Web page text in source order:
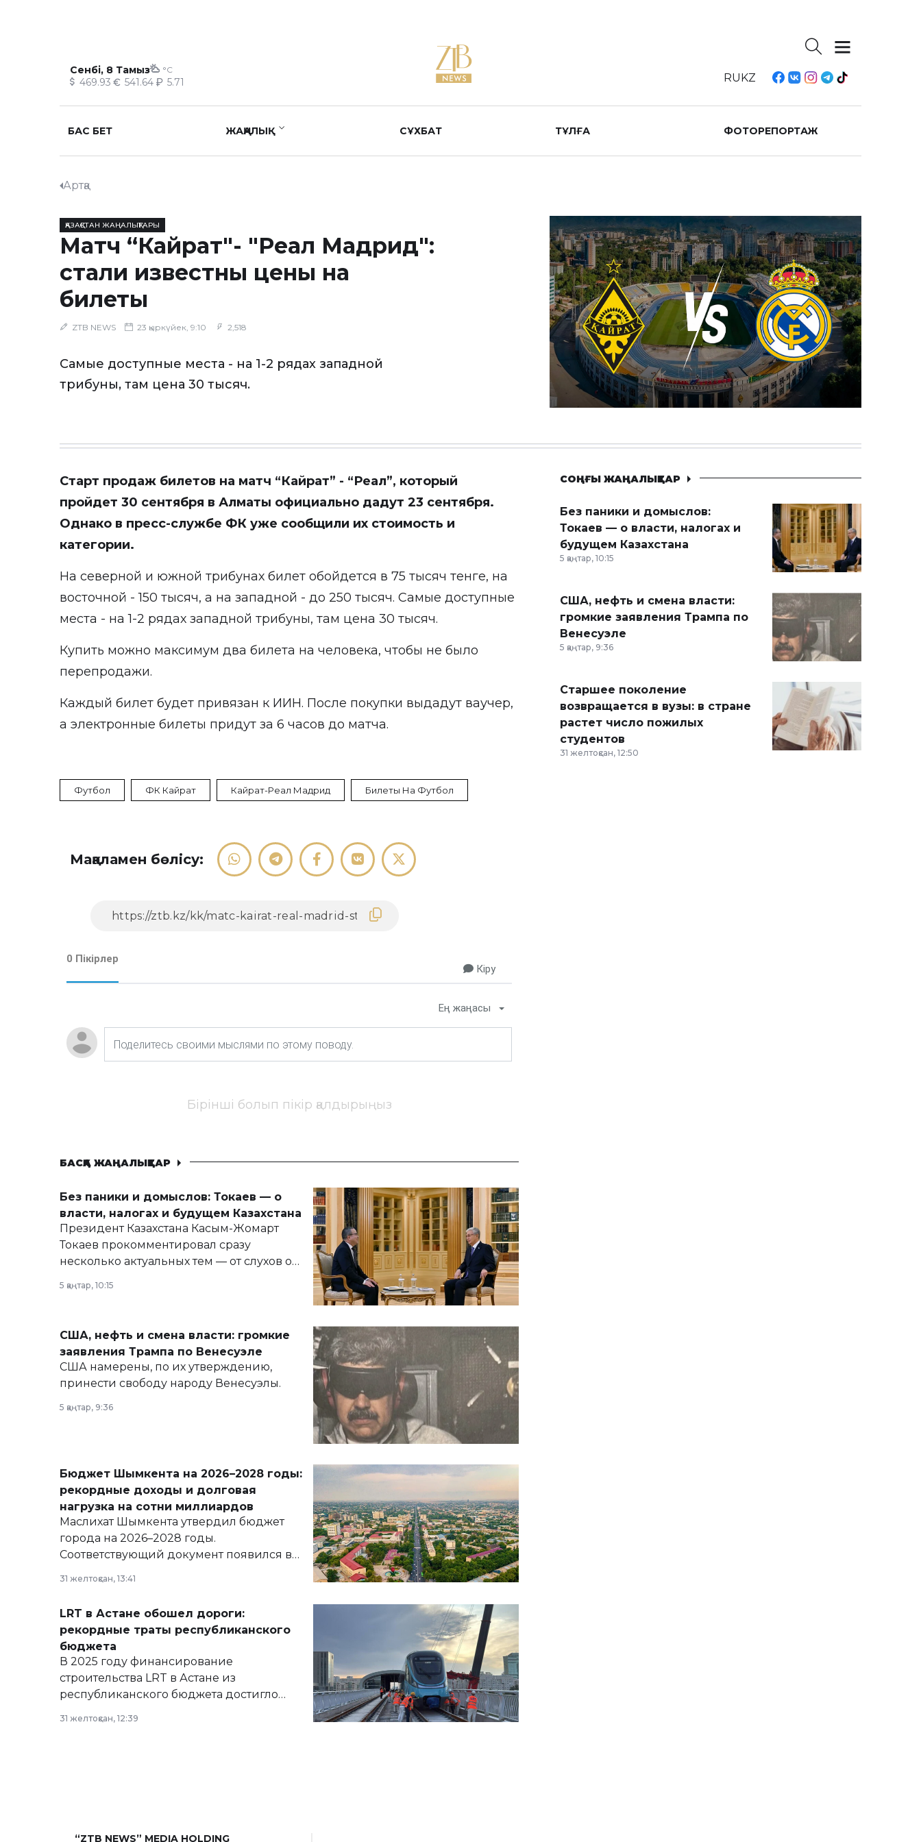
Сенбі, 8 Тамыз °C
469.93 541.64 5.71 RUKZ
БАС БЕТ ЖАҢАЛЫҚ СҰХБАТ ТҰЛҒА ФОТОРЕПОРТАЖ
Артқа
ҚАЗАҚСТАН ЖАҢАЛЫҚТАРЫ
Матч “Кайрат"- "Реал Мадрид":
стали известны цены на
билеты
ZTB NEWS 23 қыркүйек, 9:10 2,518
Самые доступные места - на 1-2 рядах западной
трибуны, там цена 30 тысяч.
Старт продаж билетов на матч “Кайрат” - “Реал”, который
пройдет 30 сентября в Алматы официально дадут 23 сентября.
Однако в пресс-службе ФК уже сообщили их стоимость и
категории.
На северной и южной трибунах билет обойдется в 75 тысяч тенге, на
восточной - 150 тысяч, а на западной - до 250 тысяч. Самые доступные
места - на 1-2 рядах западной трибуны, там цена 30 тысяч.
Купить можно максимум два билета на человека, чтобы не было
перепродажи.
Каждый билет будет привязан к ИИН. После покупки выдадут ваучер,
а электронные билеты придут за 6 часов до матча.
Футбол ФК Кайрат Кайрат-Реал Мадрид Билеты На Футбол
Мақаламен бөлісу:
0 Пікірлер
Кіру
Ең жаңасы
Бірінші болып пікір қалдырыңыз
БАСҚА ЖАҢАЛЫҚТАР
Без паники и домыслов: Токаев — о
власти, налогах и будущем Казахстана
Президент Казахстана Касым-Жомарт
Токаев прокомментировал сразу
несколько актуальных тем — от слухов о
армии, экономики и личного здоровья.
5 қаңтар, 10:15
США, нефть и смена власти: громкие
заявления Трампа по Венесуэле
США намерены, по их утверждению,
принести свободу народу Венесуэлы.
5 қаңтар, 9:36
Бюджет Шымкента на 2026–2028 годы:
рекордные доходы и долговая
нагрузка на сотни миллиардов
Маслихат Шымкента утвердил бюджет
города на 2026–2028 годы.
Соответствующий документ появился в
сайте маслихат города.
31 желтоқсан, 13:41
LRT в Астане обошел дороги:
рекордные траты республиканского
бюджета
В 2025 году финансирование
строительства LRT в Астане из
республиканского бюджета достигло
31 желтоқсан, 12:39
СОҢҒЫ ЖАҢАЛЫҚТАР
Без паники и домыслов:
Токаев — о власти, налогах и
будущем Казахстана
5 қаңтар, 10:15
США, нефть и смена власти:
громкие заявления Трампа по
Венесуэле
5 қаңтар, 9:36
Старшее поколение
возвращается в вузы: в стране
растет число пожилых
студентов
31 желтоқсан, 12:50
“ZTB NEWS” MEDIA HOLDING